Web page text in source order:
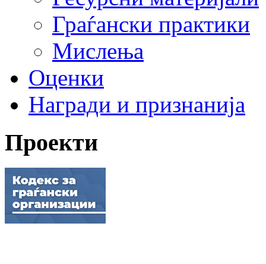
Граѓански практики
Мислења
Оценки
Награди и признанија
Проекти